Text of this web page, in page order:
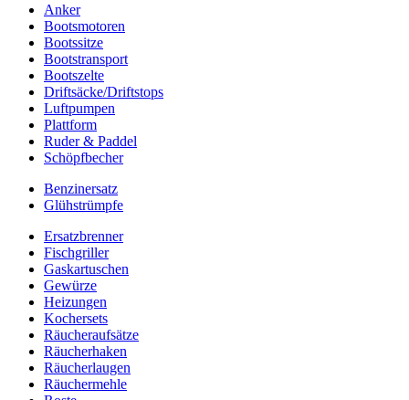
Anker
Bootsmotoren
Bootssitze
Bootstransport
Bootszelte
Driftsäcke/Driftstops
Luftpumpen
Plattform
Ruder & Paddel
Schöpfbecher
Benzinersatz
Glühstrümpfe
Ersatzbrenner
Fischgriller
Gaskartuschen
Gewürze
Heizungen
Kochersets
Räucheraufsätze
Räucherhaken
Räucherlaugen
Räuchermehle